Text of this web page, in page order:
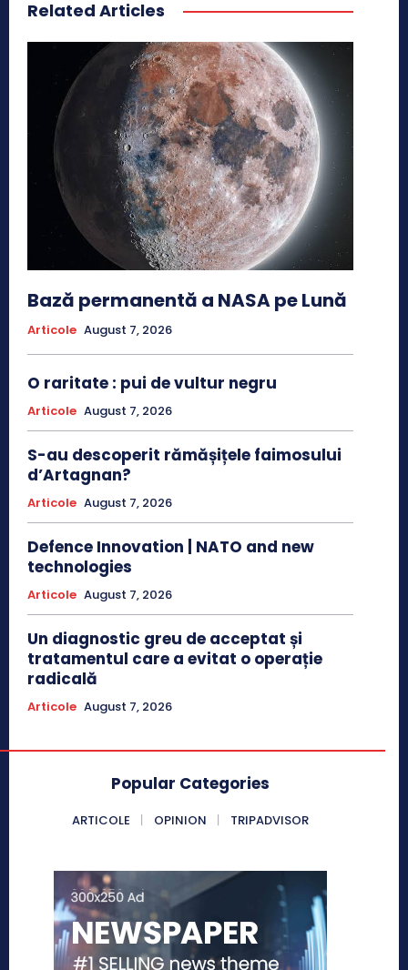
Related Articles
Bază permanentă a NASA pe Lună
Articole August 7, 2026
O raritate : pui de vultur negru
Articole August 7, 2026
S-au descoperit rămășițele faimosului
d’Artagnan?
Articole August 7, 2026
Defence Innovation | NATO and new
technologies
Articole August 7, 2026
Un diagnostic greu de acceptat și
tratamentul care a evitat o operație
radicală
Articole August 7, 2026
Popular Categories
ARTICOLE OPINION TRIPADVISOR